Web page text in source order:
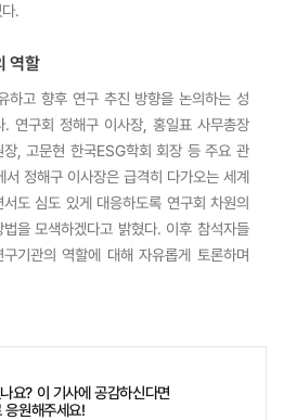
.
역할
하고 향후 연구 추진 방향을 논의하는 성
연구회 정해구 이사장, 홍일표 사무총장
, 고문현 한국ESG학회 회장 등 주요 관
정해구 이사장은 급격히 다가오는 세계
도 심도 있게 대응하도록 연구회 차원의
을 모색하겠다고 밝혔다. 이후 참석자들
기관의 역할에 대해 자유롭게 토론하며
요? 이 기사에 공감하신다면
응원해주세요!